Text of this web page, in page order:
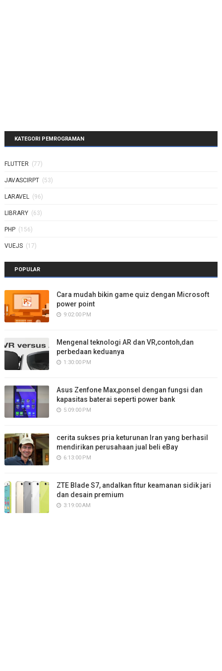
KATEGORI PEMROGRAMAN
FLUTTER (77)
JAVASCIRPT (53)
LARAVEL (96)
LIBRARY (63)
PHP (156)
VUEJS (17)
POPULAR
Cara mudah bikin game quiz dengan Microsoft
power point
9:02:00 PM
Mengenal teknologi AR dan VR,contoh,dan
perbedaan keduanya
1:30:00 PM
Asus Zenfone Max,ponsel dengan fungsi dan
kapasitas baterai seperti power bank
5:09:00 PM
cerita sukses pria keturunan Iran yang berhasil
mendirikan perusahaan jual beli eBay
6:13:00 PM
ZTE Blade S7, andalkan fitur keamanan sidik jari
dan desain premium
3:19:00 AM